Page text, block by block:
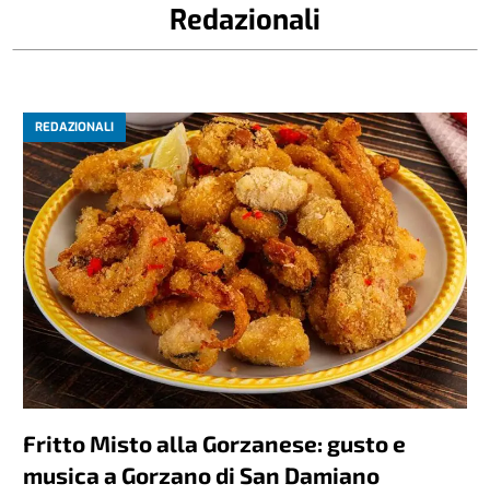
Redazionali
REDAZIONALI
Fritto Misto alla Gorzanese: gusto e
musica a Gorzano di San Damiano